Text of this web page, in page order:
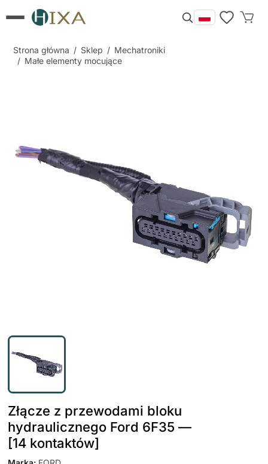
Strona główna / Sklep / Mechatroniki
/ Małe elementy mocujące
Złącze z przewodami bloku
hydraulicznego Ford 6F35 —
[14 kontaktów]